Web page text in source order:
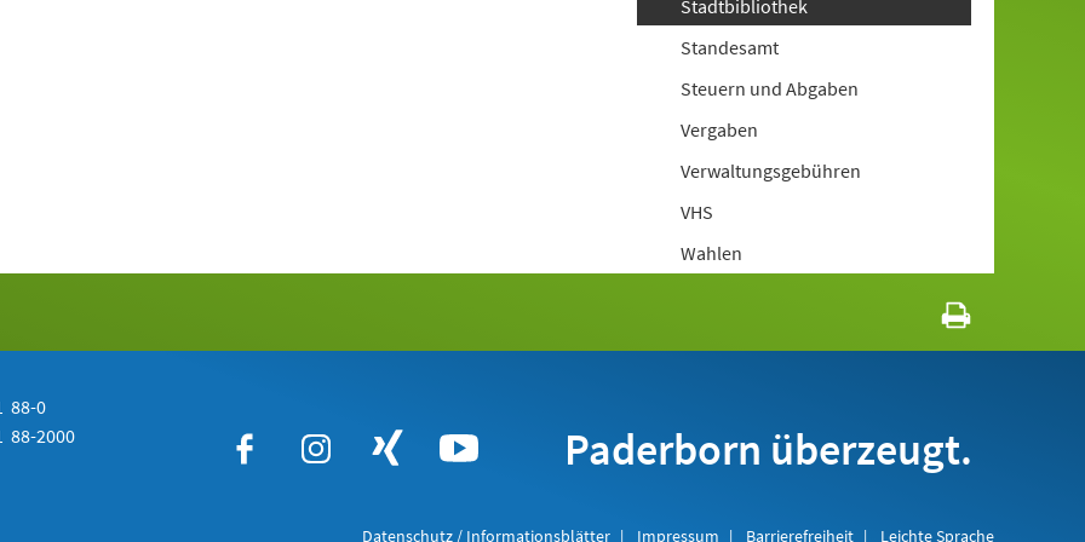
Stadtbibliothek
Standesamt
Steuern und Abgaben
Vergaben
Verwaltungsgebühren
VHS
Wahlen
88-0
88-2000 Paderborn überzeugt.
Datenschutz / Informationsblätter Impressum Barrierefreiheit Leichte Sprache